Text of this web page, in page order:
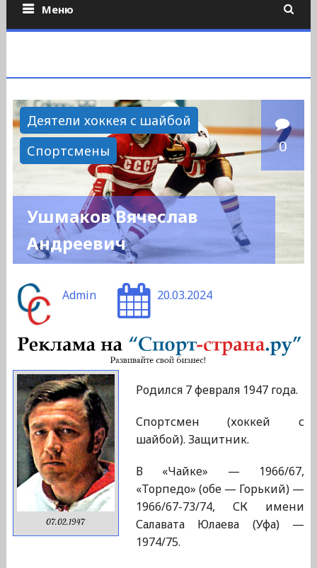
Меню
Деятели хоккея с шайбой
Спортсмены
0
Ушмаков Вячеслав
Андреевич
Admin 20.03.2024
07.02.1947
Родился 7 февраля 1947 года.
Спортсмен (хоккей с
шайбой). Защитник.
В «Чайке» — 1966/67,
«Торпедо» (обе — Горький) —
1966/67-73/74, СК имени
Салавата Юлаева (Уфа) —
1974/75.